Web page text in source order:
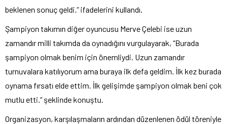
beklenen sonuç geldi.” ifadelerini kullandı.
Şampiyon takımın diğer oyuncusu Merve Çelebi ise uzun
zamandır milli takımda da oynadığını vurgulayarak, “Burada
şampiyon olmak benim için önemliydi. Uzun zamandır
turnuvalara katılıyorum ama buraya ilk defa geldim. İlk kez burada
oynama fırsatı elde ettim. İlk gelişimde şampiyon olmak beni çok
mutlu etti.” şeklinde konuştu.
Organizasyon, karşılaşmaların ardından düzenlenen ödül töreniyle